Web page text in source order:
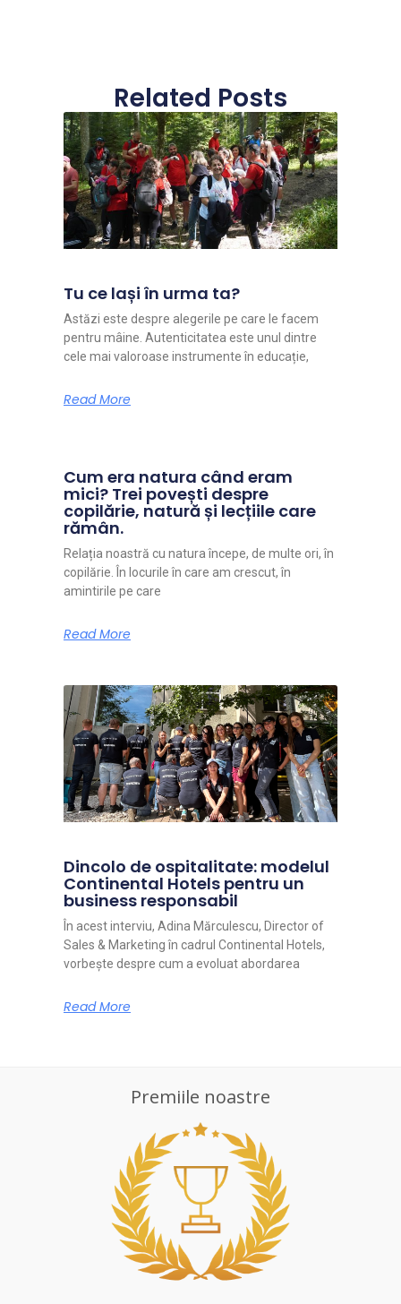
Related Posts
Tu ce lași în urma ta?
Astăzi este despre alegerile pe care le facem
pentru mâine. Autenticitatea este unul dintre
cele mai valoroase instrumente în educație,
Read More
Cum era natura când eram
mici? Trei povești despre
copilărie, natură și lecțiile care
rămân.
Relația noastră cu natura începe, de multe ori, în
copilărie. În locurile în care am crescut, în
amintirile pe care
Read More
Dincolo de ospitalitate: modelul
Continental Hotels pentru un
business responsabil
În acest interviu, Adina Mărculescu, Director of
Sales & Marketing în cadrul Continental Hotels,
vorbește despre cum a evoluat abordarea
Read More
Premiile noastre